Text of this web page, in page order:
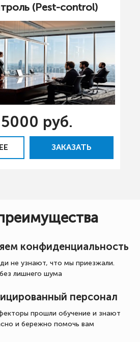
(Pest-control)
руб.
ЗАКАЗАТЬ
конфиденциальность
не узнают, что мы приезжали.
лишнего шума
персонал
прошли обучение и знают
и бережно помочь вам